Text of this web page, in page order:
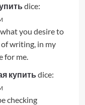
dice:
you desire to
writing, in my
for me.
купить dice:
checking